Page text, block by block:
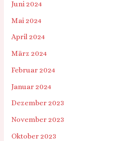
Juni 2024
Mai 2024
April 2024
März 2024
Februar 2024
Januar 2024
Dezember 2023
November 2023
Oktober 2023